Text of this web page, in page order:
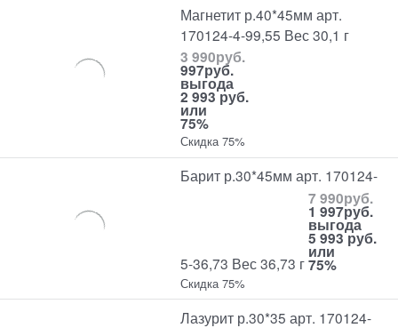
Магнетит р.40*45мм арт.
170124-4-99,55 Вес 30,1 г
3 990руб.
997руб.
выгода
2 993 руб.
или
75%
Скидка 75%
Барит р.30*45мм арт. 170124-
5-36,73 Вес 36,73 г
7 990руб.
1 997руб.
выгода
5 993 руб.
или
75%
Скидка 75%
Лазурит р.30*35 арт. 170124-